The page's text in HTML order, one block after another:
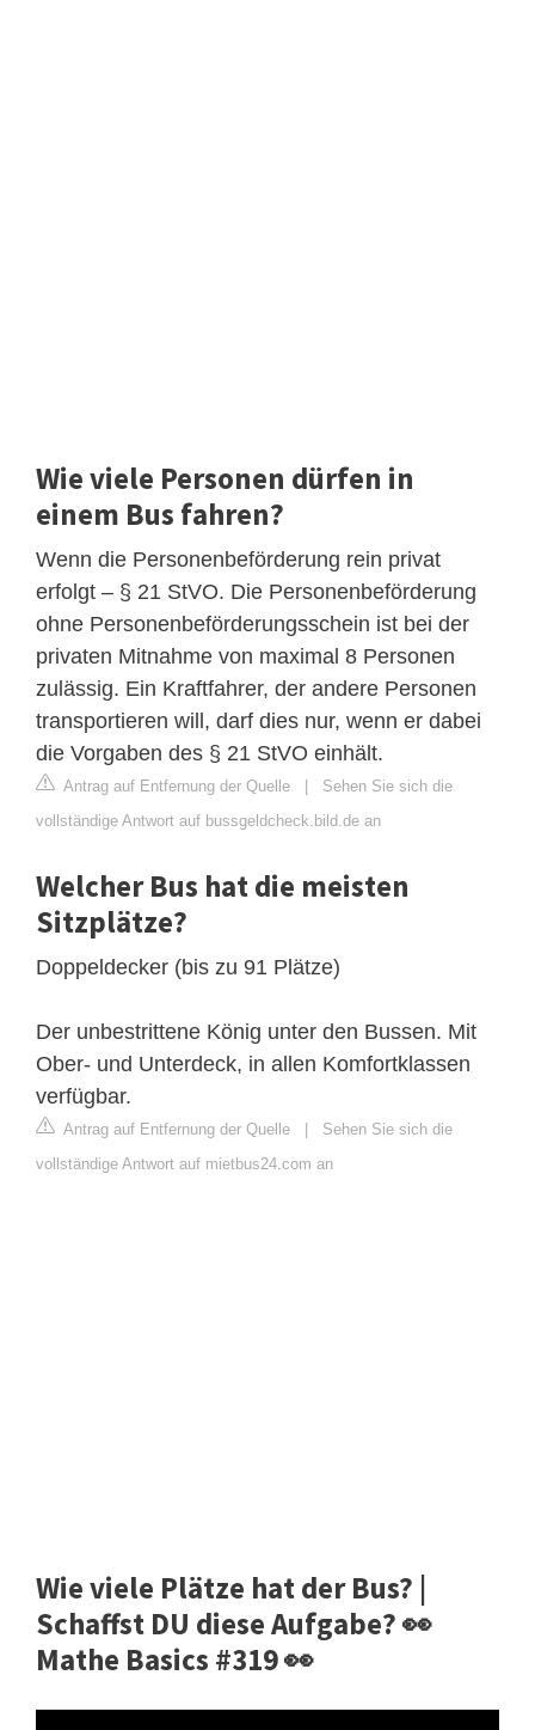
Wie viele Personen dürfen in
einem Bus fahren?
Wenn die Personenbeförderung rein privat
erfolgt – § 21 StVO. Die Personenbeförderung
ohne Personenbeförderungsschein ist bei der
privaten Mitnahme von maximal 8 Personen
zulässig. Ein Kraftfahrer, der andere Personen
transportieren will, darf dies nur, wenn er dabei
die Vorgaben des § 21 StVO einhält.
Antrag auf Entfernung der Quelle
Sehen Sie sich die
vollständige Antwort auf bussgeldcheck.bild.de an
Welcher Bus hat die meisten
Sitzplätze?
Doppeldecker (bis zu 91 Plätze)
Der unbestrittene König unter den Bussen. Mit
Ober- und Unterdeck, in allen Komfortklassen
verfügbar.
Antrag auf Entfernung der Quelle
Sehen Sie sich die
vollständige Antwort auf mietbus24.com an
Wie viele Plätze hat der Bus? |
Schaffst DU diese Aufgabe? 👀
Mathe Basics #319 👀